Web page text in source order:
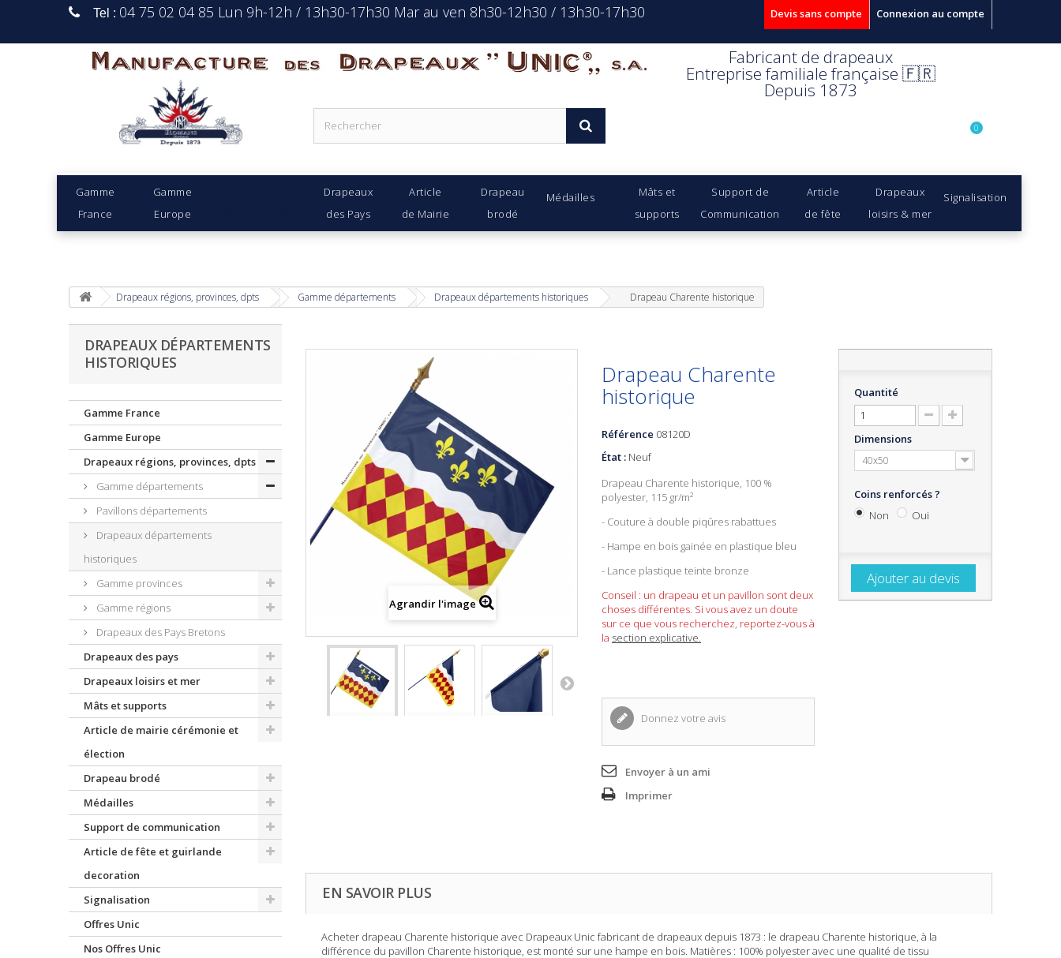
Connexion au compte
Tel : 04 75 02 04 85 Lun 9h-12h / 13h30-17h30 Mar au ven 8h30-12h30 / 13h30-17h30 Devis sans compte
Manufacture Des Drapeaux Unic s.a. Fabricant de drapeaux
Entreprise familiale française 🇫🇷
Depuis 1873
Gamme
France
Gamme
Europe
Drapeaux
des Pays
Article
de Mairie
Drapeau
brodé
Médailles
Mâts et
supports
Support de
Communication
Article
de fête
Drapeaux
loisirs & mer
Signalisation
0
Drapeaux régions, provinces, dpts Gamme départements Drapeaux départements historiques Drapeau Charente historique
DRAPEAUX DÉPARTEMENTS
HISTORIQUES
Gamme France
Gamme Europe
Drapeaux régions, provinces, dpts
Gamme départements
Pavillons départements
Drapeaux départements
historiques
Gamme provinces
Gamme régions
Drapeaux des Pays Bretons
Drapeaux des pays
Drapeaux loisirs et mer
Mâts et supports
Article de mairie cérémonie et
élection
Drapeau brodé
Médailles
Support de communication
Article de fête et guirlande
decoration
Signalisation
Offres Unic
Nos Offres Unic
Agrandir l'image
Drapeau Charente
historique
Référence 08120D
État : Neuf
Drapeau Charente historique , 100 %
polyester, 115 gr/m²
- Couture à double piqûres rabattues
- Hampe en bois gainée en plastique bleu
- Lance plastique teinte bronze
Conseil : un drapeau et un pavillon sont deux
choses différentes. Si vous avez un doute
sur ce que vous recherchez, reportez-vous à
la section explicative.
Donnez votre avis
Envoyer à un ami
Imprimer
Quantité
Dimensions
40x50
Coins renforcés ?
Non
Oui
Ajouter au devis
EN SAVOIR PLUS
Acheter drapeau Charente historique avec Drapeaux Unic fabricant de drapeaux depuis 1873 : le drapeau Charente historique, à la
différence du pavillon Charente historique, est monté sur une hampe en bois. Matières : 100% polyester avec une qualité de tissu